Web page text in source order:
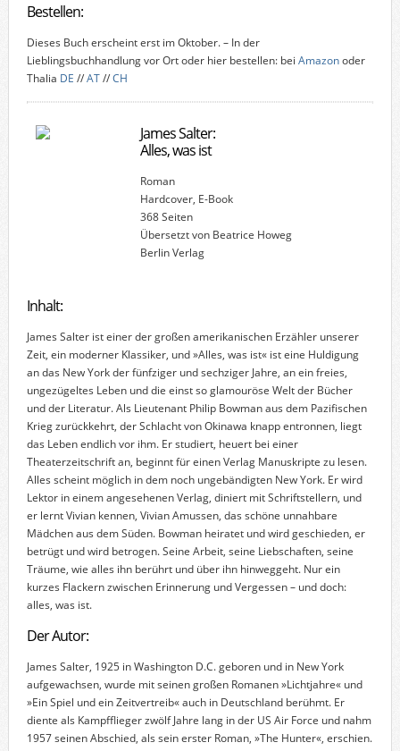
Bestellen:
Dieses Buch erscheint erst im Oktober. – In der
Lieblingsbuchhandlung vor Ort oder hier bestellen: bei Amazonoder
Thalia DE //AT//CH
James Salter:
Alles, was ist
Roman
Hardcover, E-Book
368 Seiten
Übersetzt von Beatrice Howeg
Berlin Verlag
Inhalt:
James Salter ist einer der großen amerikanischen Erzähler unserer
Zeit, ein moderner Klassiker, und »Alles, was ist« ist eine Huldigung
an das New York der fünfziger und sechziger Jahre, an ein freies,
ungezügeltes Leben und die einst so glamouröse Welt der Bücher
und der Literatur. Als Lieutenant Philip Bowman aus dem Pazifischen
Krieg zurückkehrt, der Schlacht von Okinawa knapp entronnen, liegt
das Leben endlich vor ihm. Er studiert, heuert bei einer
Theaterzeitschrift an, beginnt für einen Verlag Manuskripte zu lesen.
Alles scheint möglich in dem noch ungebändigten New York. Er wird
Lektor in einem angesehenen Verlag, diniert mit Schriftstellern, und
er lernt Vivian kennen, Vivian Amussen, das schöne unnahbare
Mädchen aus dem Süden. Bowman heiratet und wird geschieden, er
betrügt und wird betrogen. Seine Arbeit, seine Liebschaften, seine
Träume, wie alles ihn berührt und über ihn hinweggeht. Nur ein
kurzes Flackern zwischen Erinnerung und Vergessen – und doch:
alles, was ist.
Der Autor:
James Salter, 1925 in Washington D.C. geboren und in New York
aufgewachsen, wurde mit seinen großen Romanen »Lichtjahre« und
»Ein Spiel und ein Zeitvertreib« auch in Deutschland berühmt. Er
diente als Kampfflieger zwölf Jahre lang in der US Air Force und nahm
1957 seinen Abschied, als sein erster Roman, »The Hunter«, erschien.